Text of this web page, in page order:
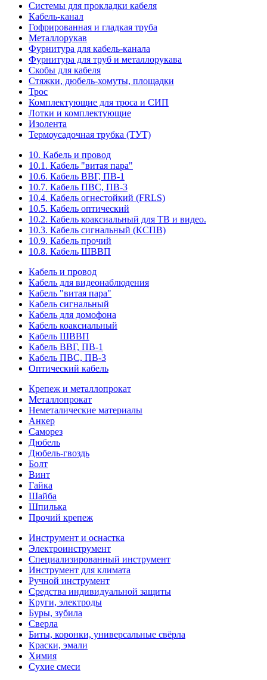
Системы для прокладки кабеля
Кабель-канал
Гофрированная и гладкая труба
Металлорукав
Фурнитура для кабель-канала
Фурнитура для труб и металлорукава
Скобы для кабеля
Стяжки, дюбель-хомуты, площадки
Трос
Комплектующие для троса и СИП
Лотки и комплектующие
Изолента
Термоусадочная трубка (ТУТ)
10. Кабель и провод
10.1. Кабель "витая пара"
10.6. Кабель ВВГ, ПВ-1
10.7. Кабель ПВС, ПВ-3
10.4. Кабель огнестойкий (FRLS)
10.5. Кабель оптический
10.2. Кабель коаксиальный для ТВ и видео.
10.3. Кабель сигнальный (КСПВ)
10.9. Кабель прочий
10.8. Кабель ШВВП
Кабель и провод
Кабель для видеонаблюдения
Кабель "витая пара"
Кабель сигнальный
Кабель для домофона
Кабель коаксиальный
Кабель ШВВП
Кабель ВВГ, ПВ-1
Кабель ПВС, ПВ-3
Оптический кабель
Крепеж и металлопрокат
Металлопрокат
Неметалические материалы
Анкер
Саморез
Дюбель
Дюбель-гвоздь
Болт
Винт
Гайка
Шайба
Шпилька
Прочий крепеж
Инструмент и оснастка
Электроинструмент
Специализированный инструмент
Инструмент для климата
Ручной инструмент
Средства индивидуальной защиты
Круги, электроды
Буры, зубила
Сверла
Биты, коронки, универсальные свёрла
Краски, эмали
Химия
Сухие смеси